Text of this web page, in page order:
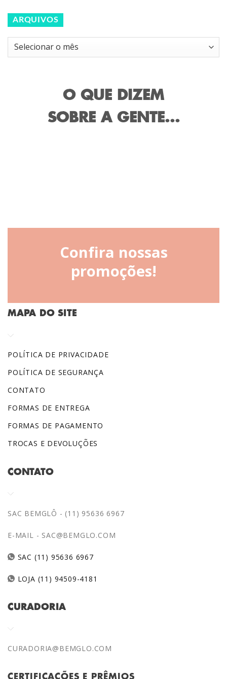
ARQUIVOS
Arquivos
O QUE DIZEM
SOBRE A GENTE...
Confira nossas
promoções!
MAPA DO SITE
POLÍTICA DE PRIVACIDADE
POLÍTICA DE SEGURANÇA
CONTATO
FORMAS DE ENTREGA
FORMAS DE PAGAMENTO
TROCAS E DEVOLUÇÕES
CONTATO
SAC BEMGLÔ - (11) 95636 6967
E-MAIL - SAC@BEMGLO.COM
SAC (11) 95636 6967
LOJA (11) 94509-4181
CURADORIA
CURADORIA@BEMGLO.COM
CERTIFICAÇÕES E PRÊMIOS